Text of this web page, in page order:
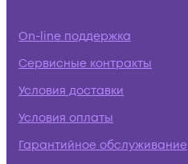
On-line поддержка
Сервисные контракты
Условия доставки
Условия оплаты
Гарантийное обслуживание